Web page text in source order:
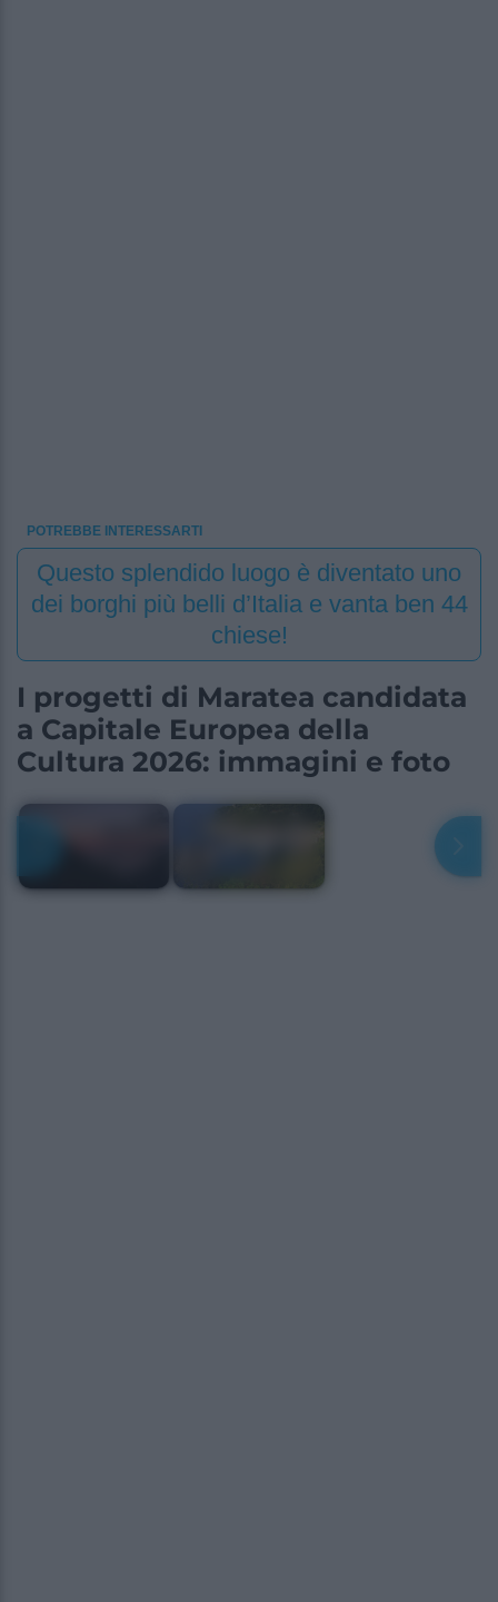
POTREBBE INTERESSARTI
Questo splendido luogo è diventato uno
dei borghi più belli d’Italia e vanta ben 44
chiese!
I progetti di Maratea candidata
a Capitale Europea della
Cultura 2026: immagini e foto